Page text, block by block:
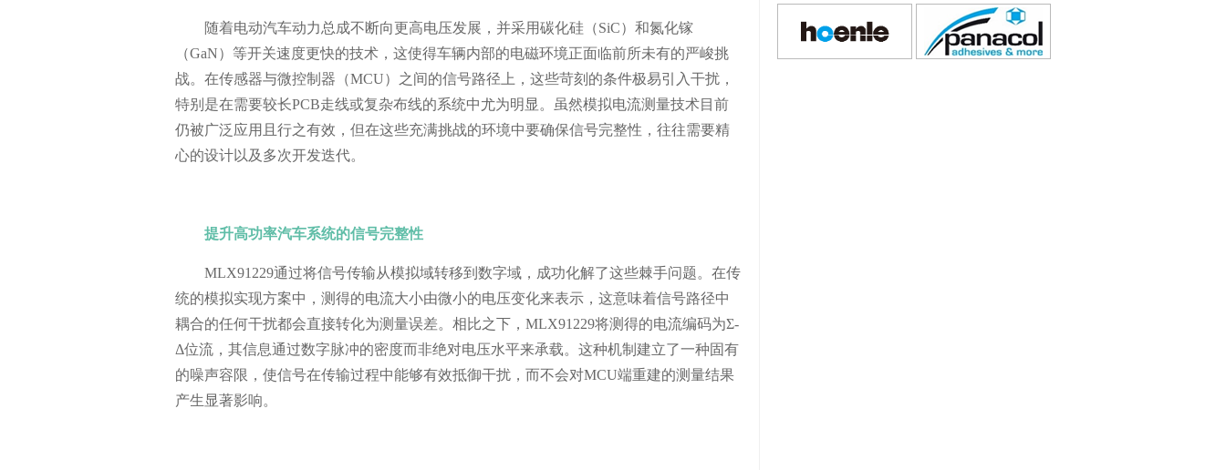
随着电动汽车动力总成不断向更高电压发展，并采用碳化硅（SiC）和氮化镓
（GaN）等开关速度更快的技术，这使得车辆内部的电磁环境正面临前所未有的严峻挑
战。在传感器与微控制器（MCU）之间的信号路径上，这些苛刻的条件极易引入干扰，
特别是在需要较长PCB走线或复杂布线的系统中尤为明显。虽然模拟电流测量技术目前
仍被广泛应用且行之有效，但在这些充满挑战的环境中要确保信号完整性，往往需要精
心的设计以及多次开发迭代。
提升高功率汽车系统的信号完整性
MLX91229通过将信号传输从模拟域转移到数字域，成功化解了这些棘手问题。在传
统的模拟实现方案中，测得的电流大小由微小的电压变化来表示，这意味着信号路径中
耦合的任何干扰都会直接转化为测量误差。相比之下，MLX91229将测得的电流编码为Σ-
Δ位流，其信息通过数字脉冲的密度而非绝对电压水平来承载。这种机制建立了一种固有
的噪声容限，使信号在传输过程中能够有效抵御干扰，而不会对MCU端重建的测量结果
产生显著影响。